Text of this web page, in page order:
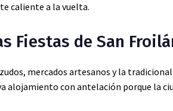
caliente a la vuelta.
Fiestas de San
mercados artesanos y la tradicional
alojamiento con antelación porque la